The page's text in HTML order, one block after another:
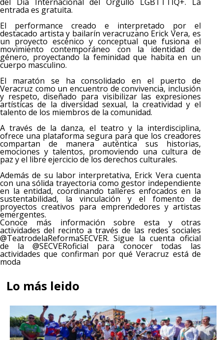
del Día Internacional del Orgullo LGBTTTIQ+. La
entrada es gratuita.
El performance creado e interpretado por el
destacado artista y bailarín veracruzano Erick Vera, es
un proyecto escénico y conceptual que fusiona el
movimiento contemporáneo con la identidad de
género, proyectando la feminidad que habita en un
cuerpo masculino.
El maratón se ha consolidado en el puerto de
Veracruz como un encuentro de convivencia, inclusión
y respeto, diseñado para visibilizar las expresiones
artísticas de la diversidad sexual, la creatividad y el
talento de los miembros de la comunidad.
A través de la danza, el teatro y la interdisciplina,
ofrece una plataforma segura para que los creadores
compartan de manera auténtica sus historias,
emociones y talentos, promoviendo una cultura de
paz y el libre ejercicio de los derechos culturales.
Además de su labor interpretativa, Erick Vera cuenta
con una sólida trayectoria como gestor independiente
en la entidad, coordinando talleres enfocados en la
sustentabilidad, la vinculación y el fomento de
proyectos creativos para emprendedores y artistas
emergentes.
Conoce más información sobre esta y otras
actividades del recinto a través de las redes sociales
@TeatrodelaReformaSECVER. Sigue la cuenta oficial
de la @SECVERoficial para conocer todas las
actividades que confirman por qué Veracruz está de
moda
Lo más leido